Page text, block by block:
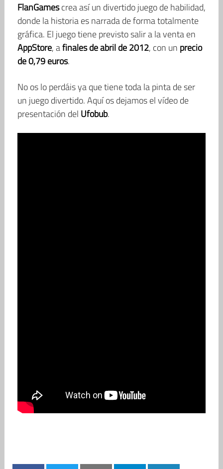
FlanGamescrea así un divertido juego de habilidad,
donde la historia es narrada de forma totalmente
gráfica. El juego tiene previsto salir a la venta en
AppStore, afinales de abril de 2012, con un precio
de 0,79 euros.
No os lo perdáis ya que tiene toda la pinta de ser
un juego divertido. Aquí os dejamos el vídeo de
presentación del Ufobub.